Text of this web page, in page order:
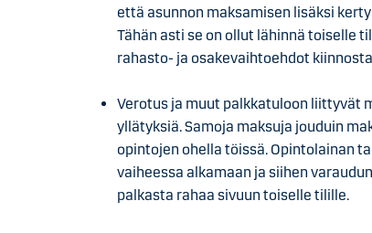
että asunnon maksamisen lisäksi
Tähän asti se on ollut lähinnä toiselle
rahasto- ja osakevaihtoehdot
Verotus ja muut palkkatuloon liittyvät
yllätyksiä. Samoja maksuja jouduin
opintojen ohella töissä. Opintolainan
vaiheessa alkamaan ja siihen
palkasta rahaa sivuun toiselle tilille.